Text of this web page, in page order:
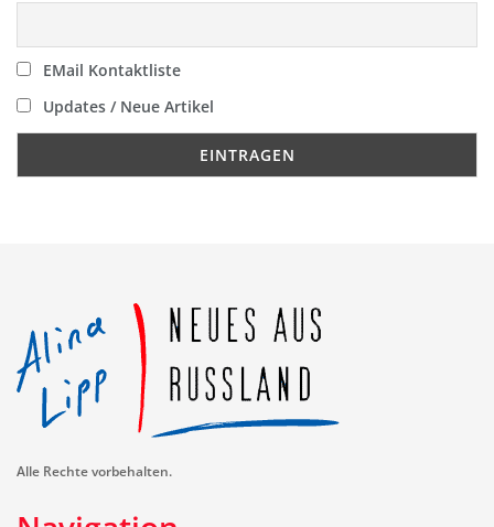
EMail Kontaktliste
Updates / Neue Artikel
Alle Rechte vorbehalten.